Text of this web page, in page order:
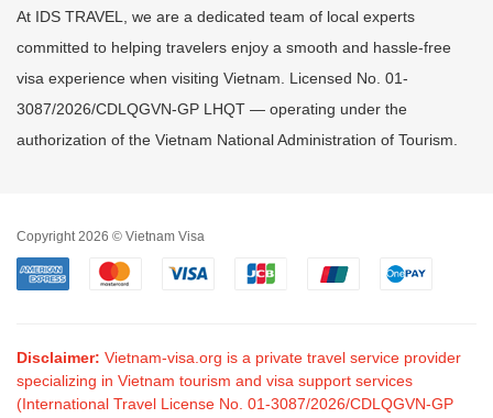
At IDS TRAVEL, we are a dedicated team of local experts
committed to helping travelers enjoy a smooth and hassle-free
visa experience when visiting Vietnam. Licensed No. 01-
3087/2026/CDLQGVN-GP LHQT — operating under the
authorization of the Vietnam National Administration of Tourism.
Copyright 2026 © Vietnam Visa
Disclaimer: Vietnam-visa.org is a private travel service provider
specializing in Vietnam tourism and visa support services
(International Travel License No. 01-3087/2026/CDLQGVN-GP